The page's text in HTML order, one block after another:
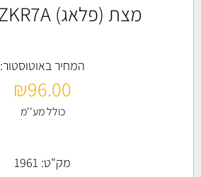
מצת (פלאג) NGK ­ILZKR7A
המחיר באוטוסטור:
₪96.00
כולל מע''מ
מק"ט: 1961